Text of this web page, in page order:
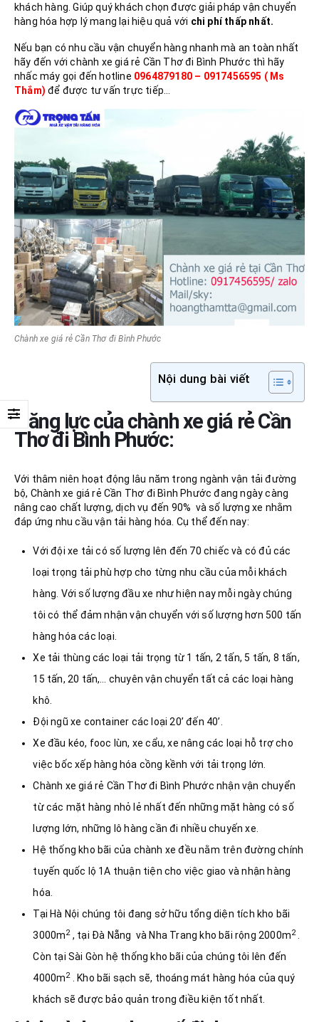
khách hàng. Giúp quý khách chọn được giải pháp vận chuyển
hàng hóa hợp lý mang lại hiệu quả với chi phí thấp nhất.
Nếu bạn có nhu cầu vận chuyển hàng nhanh mà an toàn nhất
hãy đến với chành xe giá rẻ Cần Thơ đi Bình Phước thì hãy
nhấc máy gọi đến hotline 0964879180 – 0917456595 ( Ms
Thắm) để được tư vấn trực tiếp…
Chành xe giá rẻ Cần Thơ đi Bình Phước
Nội dung bài viết
Năng lực của chành xe giá rẻ Cần
Thơ đi Bình Phước:
Với thâm niên hoạt động lâu năm trong ngành vận tải đường
bộ, Chành xe giá rẻ Cần Thơ đi Bình Phước đang ngày càng
nâng cao chất lượng, dịch vụ đến 90% và số lượng xe nhằm
đáp ứng nhu cầu vận tải hàng hóa. Cụ thể đến nay:
Với đội xe tải có số lượng lên đến 70 chiếc và có đủ các
loại trọng tải phù hợp cho từng nhu cầu của mỗi khách
hàng. Với số lượng đầu xe như hiện nay mỗi ngày chúng
tôi có thể đảm nhận vận chuyển với số lượng hơn 500 tấn
hàng hóa các loại.
Xe tải thùng các loại tải trọng từ 1 tấn, 2 tấn, 5 tấn, 8 tấn,
15 tấn, 20 tấn,… chuyên vận chuyển tất cả các loại hàng
khô.
Đội ngũ xe container các loại 20’ đến 40’.
Xe đầu kéo, fooc lùn, xe cẩu, xe nâng các loại hỗ trợ cho
việc bốc xếp hàng hóa cồng kềnh với tải trọng lớn.
Chành xe giá rẻ Cần Thơ đi Bình Phước nhận vận chuyển
từ các mặt hàng nhỏ lẻ nhất đến những mặt hàng có số
lượng lớn, những lô hàng cần đi nhiều chuyến xe.
Hệ thống kho bãi của chành xe đều nằm trên đường chính
tuyến quốc lộ 1A thuận tiện cho việc giao và nhận hàng
hóa.
Tại Hà Nội chúng tôi đang sở hữu tổng diện tích kho bãi
3000m2 , tại Đà Nẵng và Nha Trang kho bãi rộng 2000m2.
Còn tại Sài Gòn hệ thống kho bãi của chúng tôi lên đến
4000m2. Kho bãi sạch sẽ, thoáng mát hàng hóa của quý
khách sẽ được bảo quản trong điều kiện tốt nhất.